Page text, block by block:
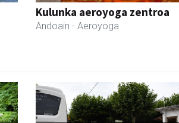
Kulunka aeroyoga zentroa
Andoain - Aeroyoga